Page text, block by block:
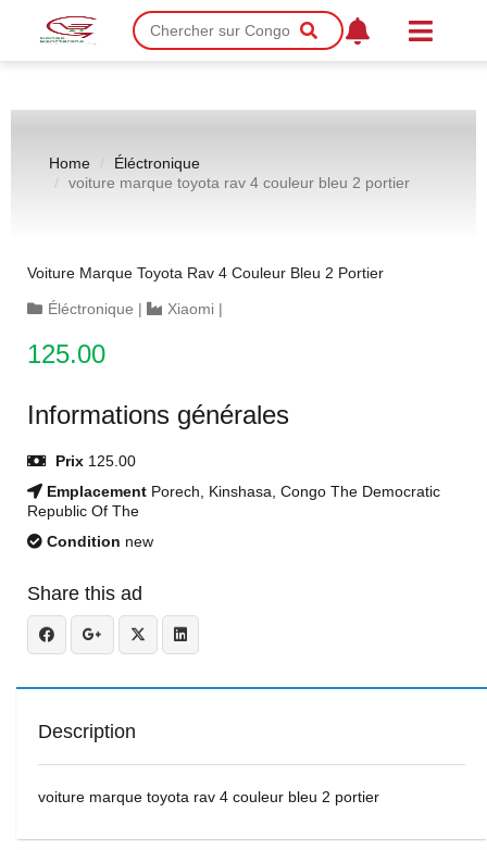
Home
Éléctronique
voiture marque toyota rav 4 couleur bleu 2 portier
Voiture Marque Toyota Rav 4 Couleur Bleu 2 Portier
Éléctronique | Xiaomi |
125.00
Informations générales
Prix 125.00
Emplacement Porech, Kinshasa, Congo The Democratic
Republic Of The
Condition new
Share this ad
Description
voiture marque toyota rav 4 couleur bleu 2 portier